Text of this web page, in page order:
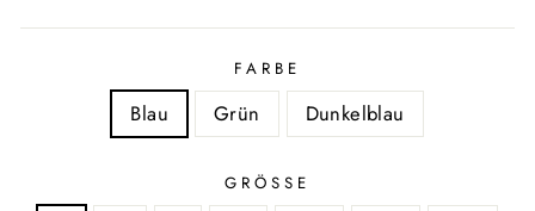
FARBE
Blau Grün Dunkelblau
GRÖSSE